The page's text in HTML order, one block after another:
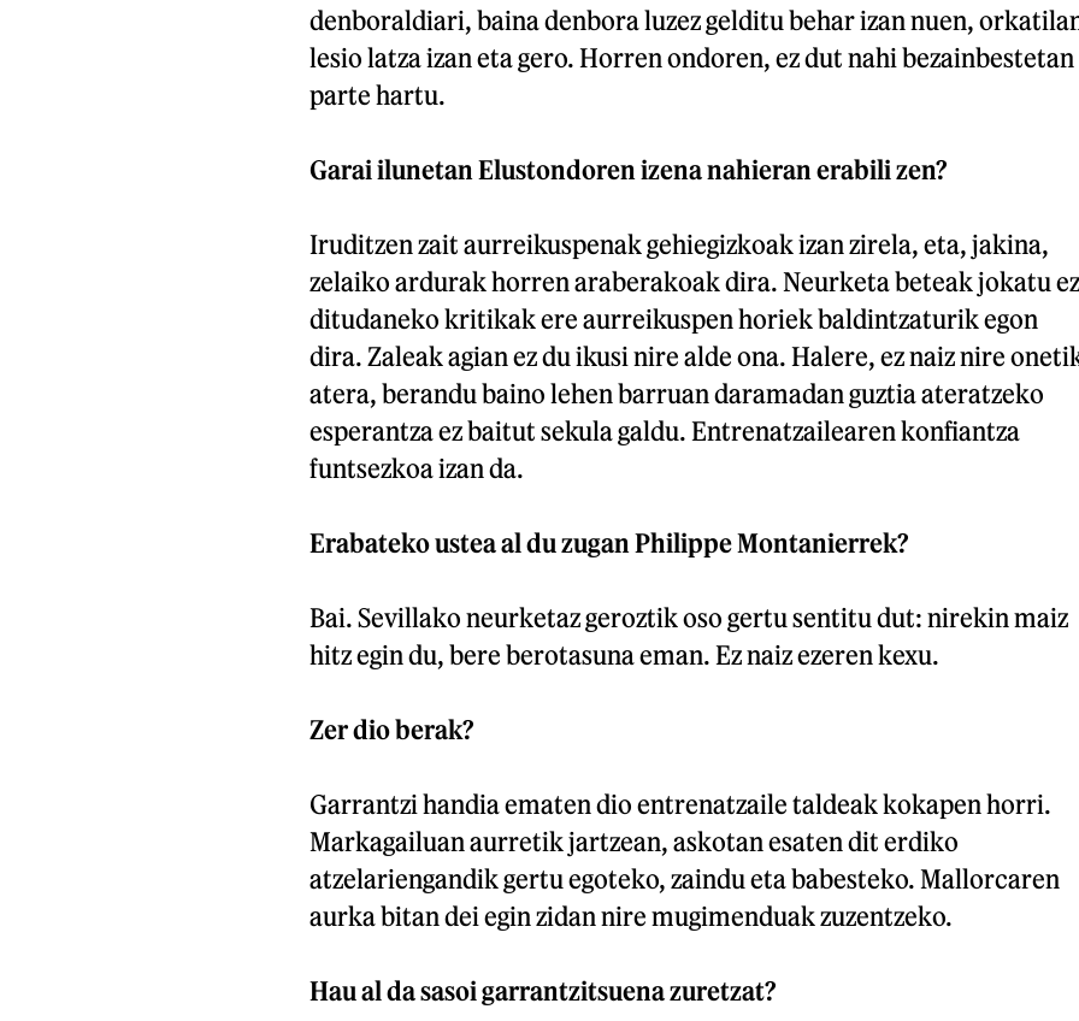
denboraldiari, baina denbora luzez gelditu behar izan nuen,
lesio latza izan eta gero. Horren ondoren, ez dut nahi bezainbestetan
parte hartu.
Garai ilunetan Elustondoren izena nahieran erabili zen?
Iruditzen zait aurreikuspenak gehiegizkoak izan zirela, eta, jakina,
zelaiko ardurak horren araberakoak dira. Neurketa beteak jokatu ez
ditudaneko kritikak ere aurreikuspen horiek baldintzaturik egon
dira. Zaleak agian ez du ikusi nire alde ona. Halere, ez naiz nire
atera, berandu baino lehen barruan daramadan guztia ateratzeko
esperantza ez baitut sekula galdu. Entrenatzailearen konfiantza
funtsezkoa izan da.
Erabateko ustea al du zugan Philippe Montanierrek?
Bai. Sevillako neurketaz geroztik oso gertu sentitu dut: nirekin maiz
hitz egin du, bere berotasuna eman. Ez naiz ezeren kexu.
Zer dio berak?
Garrantzi handia ematen dio entrenatzaile taldeak kokapen horri.
Markagailuan aurretik jartzean, askotan esaten dit erdiko
atzelariengandik gertu egoteko, zaindu eta babesteko. Mallorcaren
aurka bitan dei egin zidan nire mugimenduak zuzentzeko.
Hau al da sasoi garrantzitsuena zuretzat?